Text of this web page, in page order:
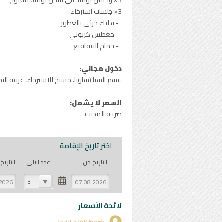
3× جلسات استرخاء
- تدليك جزئي بالعطور
- مغطس كربوني
- حمام الفقاقيع
دخول مجاني:
قسم السبا (ساونا، مسبح للاسترخاء، غرفة
السعر لا يشمل:
ضريبة المدينة
اختر تاريخ الإقامة
التاريخ من:
عدد اليالي:
3
لائحة الأسعار